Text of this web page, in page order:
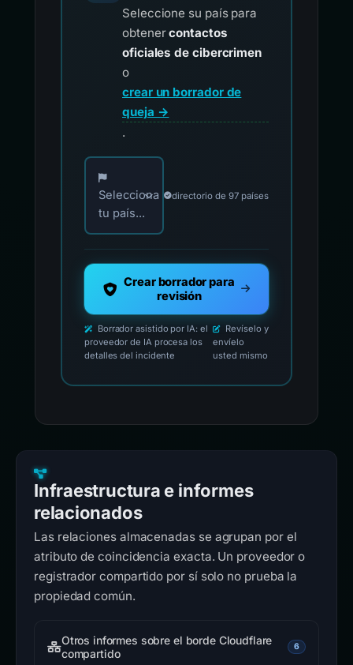
Seleccione su país para
obtenercontactos
oficiales de cibercrimen
o
crear un borrador de
queja →
.
Elija su país para los contactos oficiales de
Selecciona
tu país...
directorio de 97 países
Crear borrador para
revisión
Borrador asistido por IA: el
proveedor de IA procesa los
detalles del incidente
Revíselo y
envíelo
usted mismo
Infraestructura e informes
relacionados
Las relaciones almacenadas se agrupan por el
atributo de coincidencia exacta. Un proveedor o
registrador compartido por sí solo no prueba la
propiedad común.
Otros informes sobre el borde Cloudflare
compartido
6